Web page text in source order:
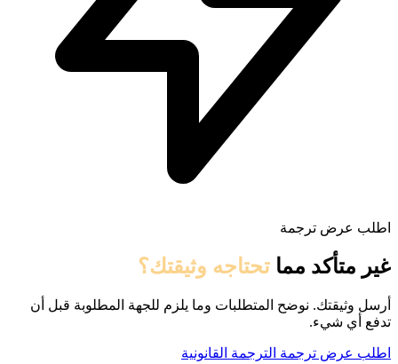
اطلب عرض ترجمة
غير متأكد مما تحتاجه وثيقتك؟
أرسل وثيقتك. نوضح المتطلبات وما يلزم للجهة المطلوبة قبل أن
تدفع أي شيء.
اطلب عرض ترجمة الترجمة القانونية